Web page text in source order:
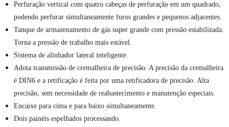
Perfuração vertical com quatro cabeças de perfuração em um quadrado,
podendo perfurar simultaneamente furos grandes e pequenos adjacentes.
Tanque de armazenamento de gás super grande com pressão estabilizada.
Torna a pressão de trabalho mais estável.
Sistema de alinhador lateral inteligente.
Adota transmissão de cremalheira de precisão. A precisão da cremalheira
é DIN6 e a retificação é feita por uma retificadora de precisão. Alta
precisão, sem necessidade de reabastecimento e manutenção especiais.
Encaixe para cima e para baixo simultaneamente.
Dois painéis espelhados processando.